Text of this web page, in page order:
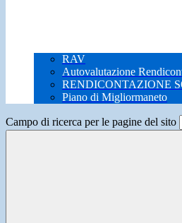
RAV
Autovalutazione
RENDICONTAZIONE
Piano di Migliormaneto
Campo di ricerca per le pagine del sito